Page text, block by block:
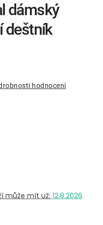
hodnocení
12.8.2026
dámský
deštník